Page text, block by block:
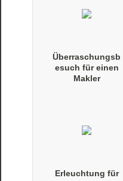
Überraschungsb
esuch für einen
Makler
Erleuchtung für